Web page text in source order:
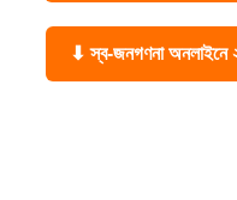
⬇ স্ব-জনগণনা